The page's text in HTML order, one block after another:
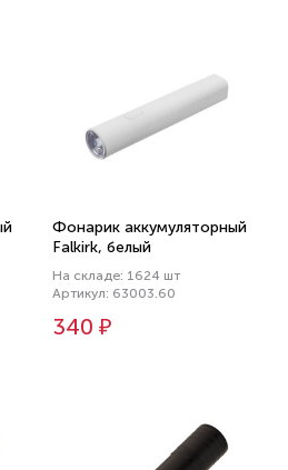
Фонарик аккумуляторный
Falkirk, белый
На складе: 1624 шт
Артикул: 63003.60
340 ₽